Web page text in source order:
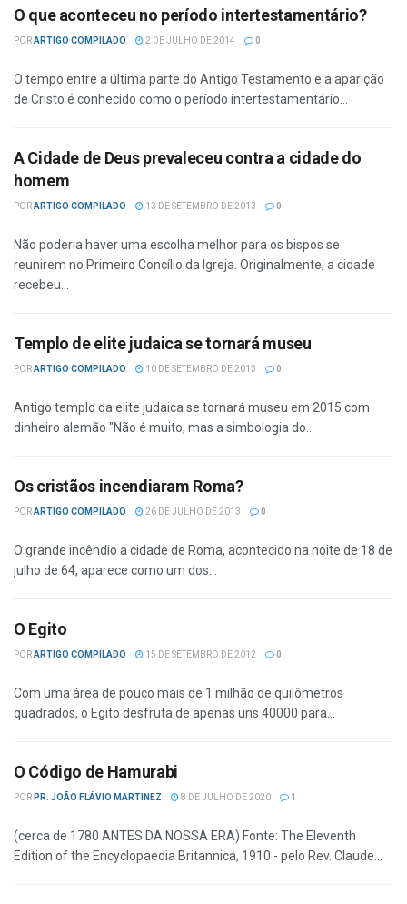
O que aconteceu no período intertestamentário?
PORARTIGO COMPILADO 2 DE JULHO DE 2014 0
O tempo entre a última parte do Antigo Testamento e a aparição
de Cristo é conhecido como o período intertestamentário...
A Cidade de Deus prevaleceu contra a cidade do
homem
PORARTIGO COMPILADO 13 DE SETEMBRO DE 2013 0
Não poderia haver uma escolha melhor para os bispos se
reunirem no Primeiro Concílio da Igreja. Originalmente, a cidade
recebeu...
Templo de elite judaica se tornará museu
PORARTIGO COMPILADO 10 DE SETEMBRO DE 2013 0
Antigo templo da elite judaica se tornará museu em 2015 com
dinheiro alemão "Não é muito, mas a simbologia do...
Os cristãos incendiaram Roma?
PORARTIGO COMPILADO 26 DE JULHO DE 2013 0
O grande incêndio a cidade de Roma, acontecido na noite de 18 de
julho de 64, aparece como um dos...
O Egito
PORARTIGO COMPILADO 15 DE SETEMBRO DE 2012 0
Com uma área de pouco mais de 1 milhão de quilômetros
quadrados, o Egito desfruta de apenas uns 40000 para...
O Código de Hamurabi
POR PR. JOÃO FLÁVIO MARTINEZ 8 DE JULHO DE 2020 1
(cerca de 1780 ANTES DA NOSSA ERA) Fonte: The Eleventh
Edition of the Encyclopaedia Britannica, 1910 - pelo Rev. Claude...